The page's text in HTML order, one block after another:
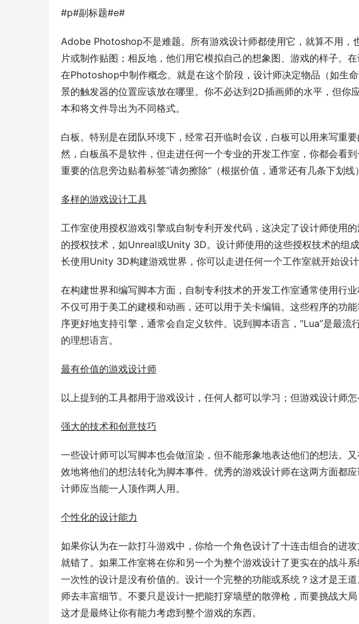
#p#副标题#e#
Adobe Photoshop不是难题。所有游戏设计师都使用它，就算不用，
片或制作贴图；相反地，他们用它模拟自己的想象图、游戏的样子。
在Photoshop中制作概念。就是在这个阶段，设计师决定物品（如生
景的触发器的位置应该放在哪里。你不必达到2D插画师的水平，但你
本和将文件导出为不同格式。
白板。特别是在团队环境下，经常召开临时会议，白板可以用来写重
然，白板虽不是软件，但走进任何一个专业的开发工作室，你都会看
重要的信息旁边贴着标签“请勿擦除”（根据价值，通常还有几条下划线
多样的游戏设计工具
工作室使用授权游戏引擎或自制专利开发代码，这决定了设计师使用
的授权技术，如Unreal或Unity 3D。设计师使用的这些授权技术的组
长使用Unity 3D构建游戏世界，你可以走进任何一个工作室就开始设
在构建世界和编写脚本方面，自制专利技术的开发工作室通常使用行
不仅可用于美工的建模和动画，还可以用于关卡编辑。这些程序的功
序更好地支持引擎，通常会自定义软件。说到脚本语言，“Lua”是最
的理想语言。
最有价值的游戏设计师
以上提到的工具都用于游戏设计，任何人都可以学习；但游戏设计师
强大的技术和创意技巧
一些设计师可以写脚本也会做渲染，但不能形象地表达他们的想法。
效地将他们的想法转化为脚本事件。优秀的游戏设计师在这两方面都
计师应当能一人顶作两人用。
个性化的设计能力
如果你认为在一款打斗游戏中，你给一个角色设计了十连击组合的进
就错了。如果工作室将在你和另一个为整个游戏设计了更实在的战斗
一次性的设计是没有价值的。设计一个完整的功能或系统？这才是王
师去丰富细节。不要只是设计一把能打穿墙壁的散弹枪，而要挑战大
这才是最终让你有能力考虑到整个游戏的东西。